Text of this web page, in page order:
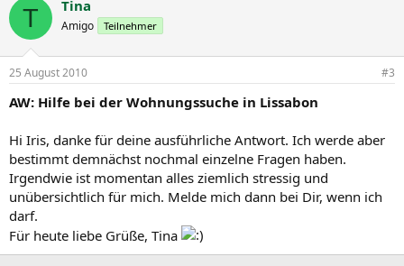
T Tina
Amigo Teilnehmer
25 August 2010 #3
AW: Hilfe bei der Wohnungssuche in Lissabon
Hi Iris, danke für deine ausführliche Antwort. Ich werde aber
bestimmt demnächst nochmal einzelne Fragen haben.
Irgendwie ist momentan alles ziemlich stressig und
unübersichtlich für mich. Melde mich dann bei Dir, wenn ich
darf.
Für heute liebe Grüße, Tina